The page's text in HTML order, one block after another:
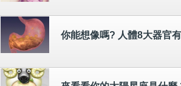
你能想像嗎? 人體8大器官